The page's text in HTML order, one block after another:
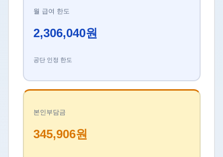
월 급여 한도
2,306,040원
공단 인정 한도
본인부담금
345,906원